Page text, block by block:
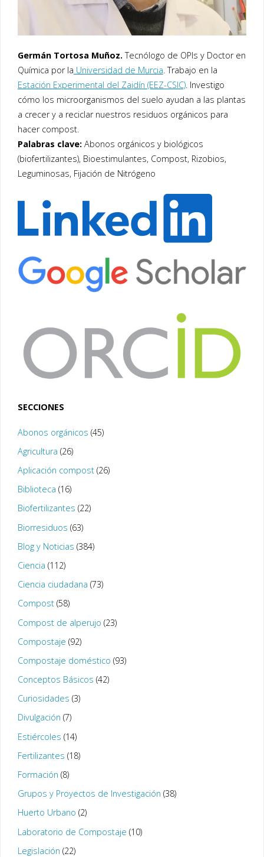
Germán Tortosa Muñoz.Tecnólogo de OPIs y Doctor en
Química por la Universidad de Murcia. Trabajo en la
Estación Experimental del Zaidín (EEZ-CSIC). Investigo
cómo los microorganismos del suelo ayudan a las plantas
a crecer y a reciclar nuestros residuos orgánicos para
hacer compost.
Palabras clave:Abonos orgánicos y biológicos
(biofertilizantes), Bioestimulantes, Compost, Rizobios,
Leguminosas, Fijación de Nitrógeno
SECCIONES
Abonos orgánicos (45)
Agricultura (26)
Aplicación compost(26)
Biblioteca (16)
Biofertilizantes (22)
Biorresiduos (63)
Blog y Noticias (384)
Ciencia (112)
Ciencia ciudadana (73)
Compost(58)
Compost de alperujo (23)
Compostaje (92)
Compostaje doméstico (93)
Conceptos Básicos (42)
Curiosidades (3)
Divulgación (7)
Estiércoles (14)
Fertilizantes (18)
Formación (8)
Grupos y Proyectos de Investigación (38)
Huerto Urbano (2)
Laboratorio de Compostaje (10)
Legislación (22)